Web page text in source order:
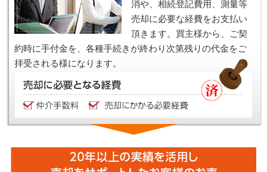
消や、相続登記費用、測量等
売却に必要な経費をお支払い
頂きます。買主様から、ご契
約時に手付金を、各種手続きが終わり次第残りの代金をご
拝受される様になります。